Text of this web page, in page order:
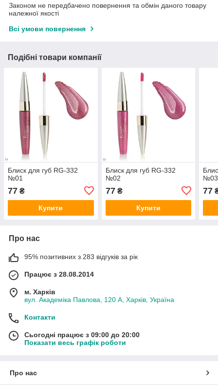
Законом не передбачено повернення та обмін даного товару
належної якості
Всі умови повернення
Подібні товари компанії
Блиск для губ RG-332
№01
77 ₴
Купити
Блиск для губ RG-332
№02
77₴
Купити
№03
77
Про нас
95% позитивних з 283 відгуків за рік
Працює з 28.08.2014
м. Харків
вул. Академіка Павлова, 120 А, Харків, Україна
Контакти
Сьогодні працює з 09:00 до 20:00
Показати весь графік роботи
Про нас